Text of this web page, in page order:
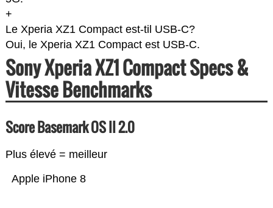
+
Le Xperia XZ1 Compact est-til USB-C?
Oui, le Xperia XZ1 Compact est USB-C.
Sony Xperia XZ1 Compact Specs &
Vitesse Benchmarks
Score Basemark OS II 2.0
Plus élevé = meilleur
Apple iPhone 8